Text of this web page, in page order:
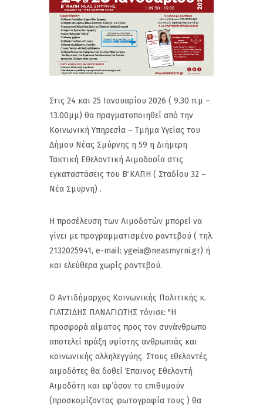
Στις 24 και 25 Ιανουαρίου 2026 ( 9.30 π.μ –
13.00μμ) θα πραγματοποιηθεί από την
Κοινωνική Υπηρεσία – Τμήμα Υγείας του
Δήμου Νέας Σμύρνης η 59 η Διήμερη
Τακτική Εθελοντική Αιμοδοσία στις
εγκαταστάσεις του Β΄ ΚΑΠΗ ( Σταδίου 32 –
Νέα Σμύρνη) .
Η προσέλευση των Αιμοδοτών μπορεί να
γίνει με προγραμματισμένο ραντεβού ( τηλ.
2132025941, e-mail: ygeia@neasmyrni.gr) ή
και ελεύθερα χωρίς ραντεβού.
Ο Αντιδήμαρχος Κοινωνικής Πολιτικής κ.
ΓΙΑΤΖΙΔΗΣ ΠΑΝΑΓΙΩΤΗΣ τόνισε: "Η
προσφορά αίματος προς τον συνάνθρωπο
αποτελεί πράξη υψίστης ανθρωπιάς και
κοινωνικής αλληλεγγύης. Στους εθελοντές
αιμοδότες θα δοθεί Έπαινος Εθελοντή
Αιμοδότη και εφ’όσον το επιθυμούν
(προσκομίζοντας φωτογραφία τους ) θα